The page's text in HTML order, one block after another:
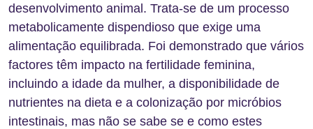
desenvolvimento animal. Trata-se de um processo
metabolicamente dispendioso que exige uma
alimentação equilibrada. Foi demonstrado que vários
factores têm impacto na fertilidade feminina,
incluindo a idade da mulher, a disponibilidade de
nutrientes na dieta e a colonização por micróbios
intestinais, mas não se sabe se e como estes